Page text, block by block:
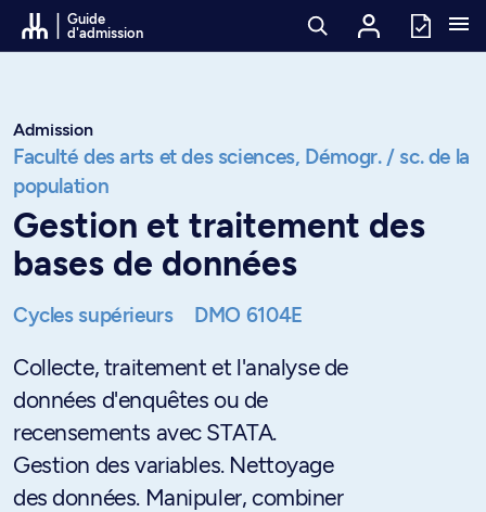
Passer au contenu
Guide
d'admission
Admission
Faculté des arts et des sciences, Démogr. / sc. de la
population
Gestion et traitement des
bases de données
Cycles supérieurs DMO 6104E
Collecte, traitement et l'analyse de
données d'enquêtes ou de
recensements avec STATA.
Gestion des variables. Nettoyage
des données. Manipuler, combiner